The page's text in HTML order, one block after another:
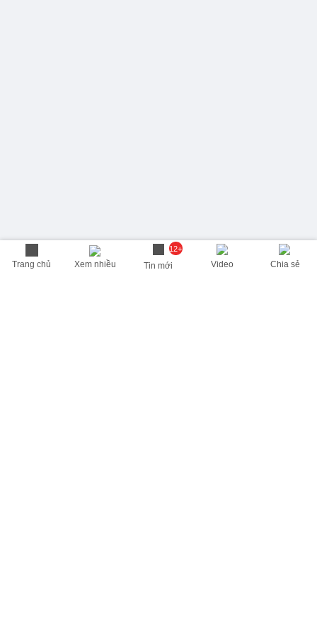
Trang chủ Xem nhiều
12+
Tin mới Video Chia sẻ